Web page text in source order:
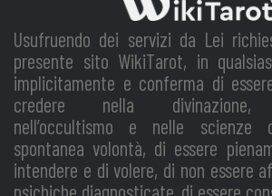
Usufruendo dei servizi da Lei
presente sito WikiTarot, in
implicitamente e conferma di
credere nella divinazione,
nell’occultismo e nelle scienze
spontanea volontà, di essere
intendere e di volere, di non essere